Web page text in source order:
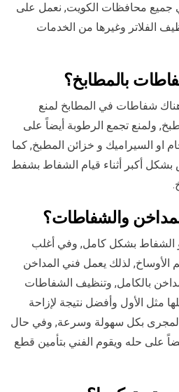
جميع محافظات الكويت, نعمل على
الفلاتر وغيرها من الخدمات
بالمطابخ؟
شفاطات في المطابخ لمنع
ولمنع تجمع الرطوبة أيضاً على
او السيراميك و خزائن المطبخ, كما
بشكل أكبر أثناء قيام الشفاط بشفط
والشفاطات؟
الشفاط بشكل كامل, وفي أغلب
الأوساخ, لذلك يعمل فني المداخن
بالكامل, وتنظيف الشفاطات
مثل الأول وأفضل نتيجة لإزاحة
المجرى بكل سهولة وسرعة, وفي حال
على حله ويقوم الفني بتأمين قطع